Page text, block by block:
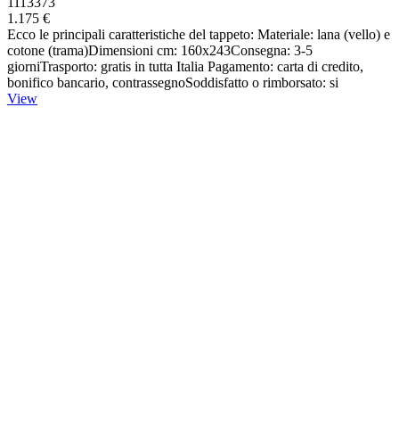
1.175 €
Ecco le principali caratteristiche del tappeto: Materiale: lana (vello) e
cotone (trama)Dimensioni cm: 160x243Consegna: 3-5
giorniTrasporto: gratis in tutta Italia Pagamento: carta di credito,
bonifico bancario, contrassegnoSoddisfatto o rimborsato: si
View